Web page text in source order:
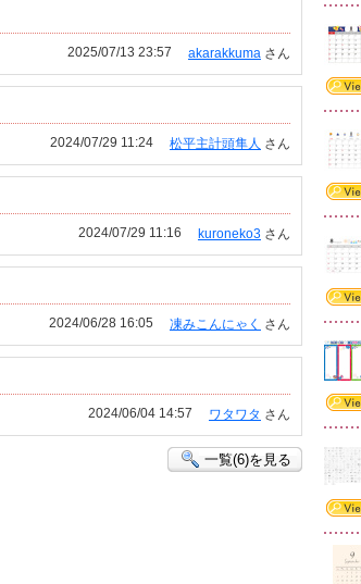
akarakkuma さん
2025/07/13 23:57
松平主計頭隼人 さん
2024/07/29 11:24
kuroneko3 さん
2024/07/29 11:16
凍みこんにゃく さん
2024/06/28 16:05
ワタワタ さん
2024/06/04 14:57
一覧(6)を見る